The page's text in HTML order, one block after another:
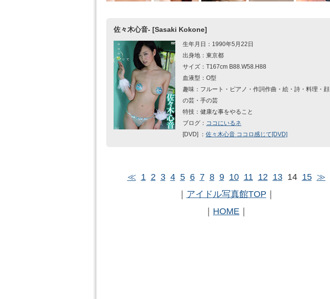
佐々木心音- [Sasaki Kokone]
生年月日：1990年5月22日
出身地：東京都
サイズ：T167cm B88.W58.H88
血液型：O型
趣味：フルート・ピアノ・作詞作曲・絵・詩・料理・顔
の芸・手の芸
特技：健康な事をやること
ブログ： ココにいるネ
[DVD] ： 佐々木心音 ココロ感じて[DVD]
≪ 1 2 3 4 5 6 7 8 9 10 11 12 13 14 15 ≫
アイドル写真館TOP
HOME